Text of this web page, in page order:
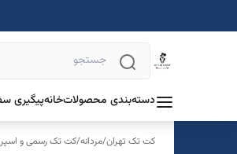
دسته‌بندی محصولاتخانهپیگیری
کت تک تهران/مردانه/کت تک رسمی و